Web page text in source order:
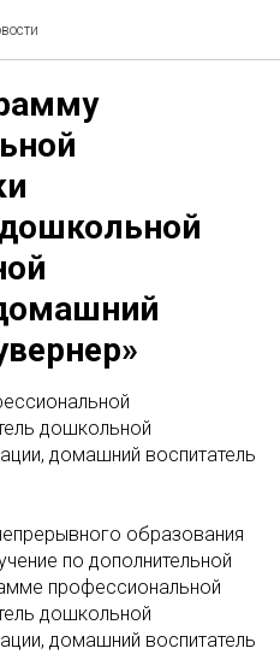
дошкольной
домашний воспитатель
образования
по дополнительной
профессиональной
дошкольной
домашний воспитатель